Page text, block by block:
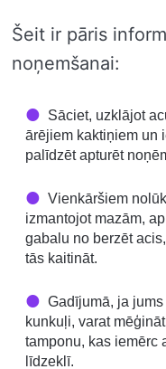
Šeit ir pāris
noņemšanai:
Sāciet, uzklājot
ārējiem kaktiņiem un
palīdzēt apturēt
Vienkāršiem
izmantojot mazām,
gabalu no berzēt
tās kaitināt.
Gadījumā, ja
kunkuļi, varat
tamponu, kas iemērc
līdzeklī.